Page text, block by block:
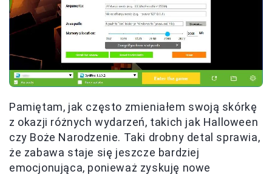
Pamiętam, jak często zmieniałem swoją skórkę
z okazji różnych wydarzeń, takich jak Halloween
czy Boże Narodzenie. Taki drobny detal sprawia,
że zabawa staje się jeszcze bardziej
emocjonująca, ponieważ zyskuję nowe